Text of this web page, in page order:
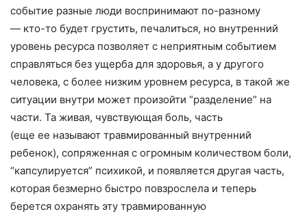
событие разные люди воспринимают по-разному
— кто-то будет грустить, печалиться, но внутренний
уровень ресурса позволяет с неприятным событием
справляться без ущерба для здоровья, а у другого
человека, с более низким уровнем ресурса, в такой же
ситуации внутри может произойти “разделение” на
части. Та живая, чувствующая боль, часть
(еще ее называют травмированный внутренний
ребенок), сопряженная с огромным количеством боли,
“капсулируется” психикой, и появляется другая часть,
которая безмерно быстро повзрослела и теперь
берется охранять эту травмированную